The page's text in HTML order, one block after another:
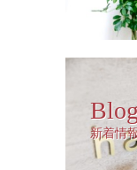
新着情